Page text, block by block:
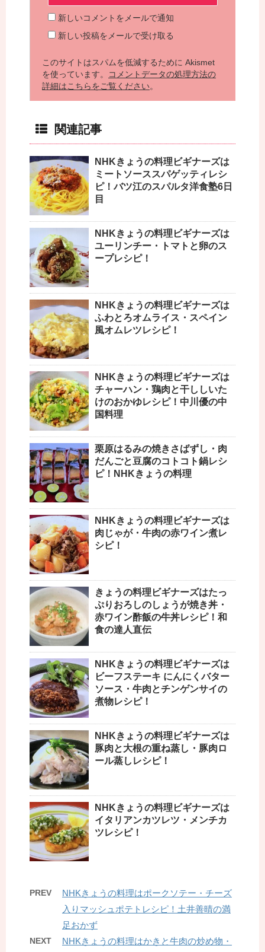
新しいコメントをメールで通知
新しい投稿をメールで受け取る
このサイトはスパムを低減するために Akismet
を使っています。
コメントデータの処理方法の
詳細はこちらをご覧ください。
関連記事
NHKきょうの料理ビギナーズは
ミートソーススパゲッティレシ
ピ！バツ江のスパルタ洋食塾6日
目
NHKきょうの料理ビギナーズは
ユーリンチー・トマトと卵のス
ープレシピ！
NHKきょうの料理ビギナーズは
ふわとろオムライス・スペイン
風オムレツレシピ！
NHKきょうの料理ビギナーズは
チャーハン・鶏肉と干ししいた
けのおかゆレシピ！中川優の中
国料理
栗原はるみの焼きさばずし・肉
だんごと豆腐のコトコト鍋レシ
ピ！NHKきょうの料理
NHKきょうの料理ビギナーズは
肉じゃが・牛肉の赤ワイン煮レ
シピ！
きょうの料理ビギナーズはたっ
ぷりおろしのしょうが焼き丼・
赤ワイン酢飯の牛丼レシピ！和
食の達人直伝
NHKきょうの料理ビギナーズは
ビーフステーキ にんにくバター
ソース・牛肉とチンゲンサイの
煮物レシピ！
NHKきょうの料理ビギナーズは
豚肉と大根の重ね蒸し・豚肉ロ
ール蒸しレシピ！
NHKきょうの料理ビギナーズは
イタリアンカツレツ・メンチカ
ツレシピ！
PREV
NHKきょうの料理はポークソテー・チーズ
入りマッシュポテトレシピ！土井善晴の満
足おかず
NEXT NHKきょうの料理はかきと牛肉の炒め物・